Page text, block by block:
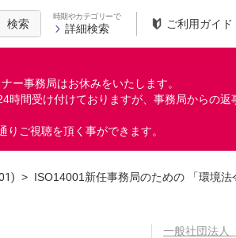
検索
時期やカテゴリーで
詳細検索 ご利用ガイド
ー事務局はお休みをいたします。
時間受け付けておりますが、事務局からの
ご視聴を頂く事ができます。
> ISO14001新任事務局のための 「環境法
一般社団法